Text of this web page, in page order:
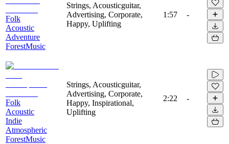
Folk
Acoustic
Adventure
ForestMusic
Strings, Acousticguitar,
Advertising, Corporate,
Happy, Uplifting
1:57 -
Folk
Acoustic
Indie
Atmospheric
ForestMusic
Strings, Acousticguitar,
Advertising, Corporate,
Happy, Inspirational,
Uplifting
2:22 -